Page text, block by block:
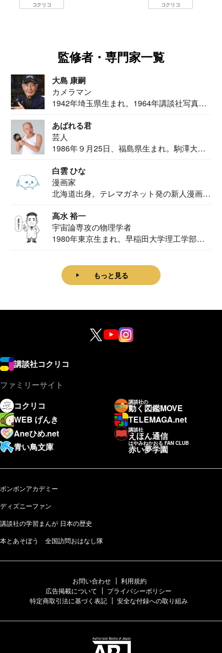
コクリコ コクリコ
監修者・専門家一覧
大島 康嗣
カメラマン
1942年埼玉県生まれ。1964年講談社写真部
あばれる君
芸人
1986年９月25日、福島県生まれ。駒澤大学
白雲 ひな
漫画家
北海道出身。テレマガネット発の新人漫画
高水 裕一
宇宙論専攻の物理学者
1980年東京生まれ。早稲田大学理工学部物
もっと見る
講談社コクリコ
ファミリーサイト
コクリコ
講談社の
動く図鑑MOVE
WEB げんき
TELEMAGA.net
Aneひめ.net
講談社
えほん通信
青い鳥文庫
はやみねかおる FAN CLUB
赤い夢学園
ボンボンアカデミー
ディズニーファン
講談社の学習まんが 日本の歴史
本とあそぼう 全国訪問おはなし隊
お問い合わせ
利用規約
広告掲載について
プライバシーポリシー
特定商取引法に基づく表記
安全な付録への取り組み